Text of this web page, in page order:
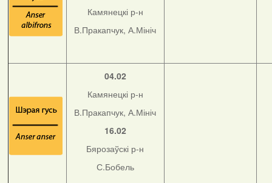
Камянецкі р-н
В.Пракапчук, А.Мініч
04.02
Камянецкі р-н
В.Пракапчук, А.Мініч
16.02
Бярозаўскі р-н
С.Бобель